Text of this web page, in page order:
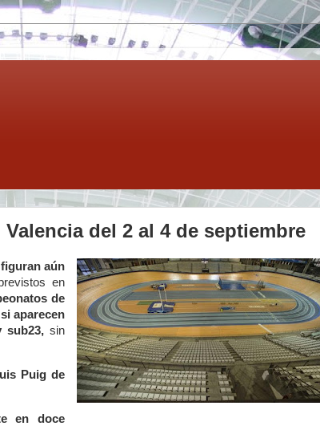
del 2 al 4 de septiembre
aún
en
de
si aparecen
sub23,sin
Puig de
en doce